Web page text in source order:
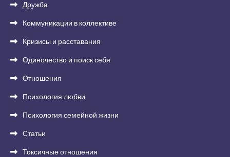
Дружба
Коммуникации в коллективе
Кризисы и расставания
Одиночество и поиск себя
Отношения
Психология любви
Психология семейной жизни
Статьи
Токсичные отношения